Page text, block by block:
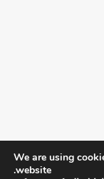
We are using
website.